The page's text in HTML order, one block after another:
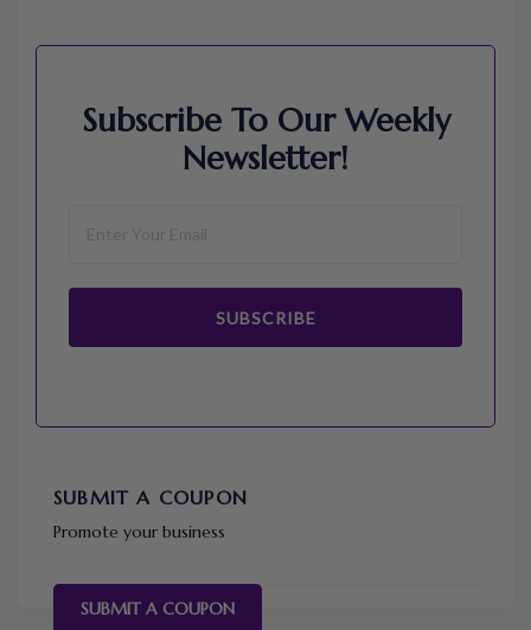
Subscribe To Our Weekly
Newsletter!
SUBSCRIBE
SUBMIT A COUPON
Promote your business
SUBMIT A COUPON